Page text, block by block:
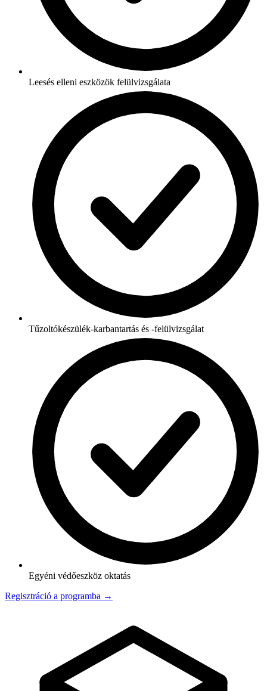
Leesés elleni eszközök felülvizsgálata
Tűzoltókészülék-karbantartás és -felülvizsgálat
Egyéni védőeszköz oktatás
Regisztráció a programba →